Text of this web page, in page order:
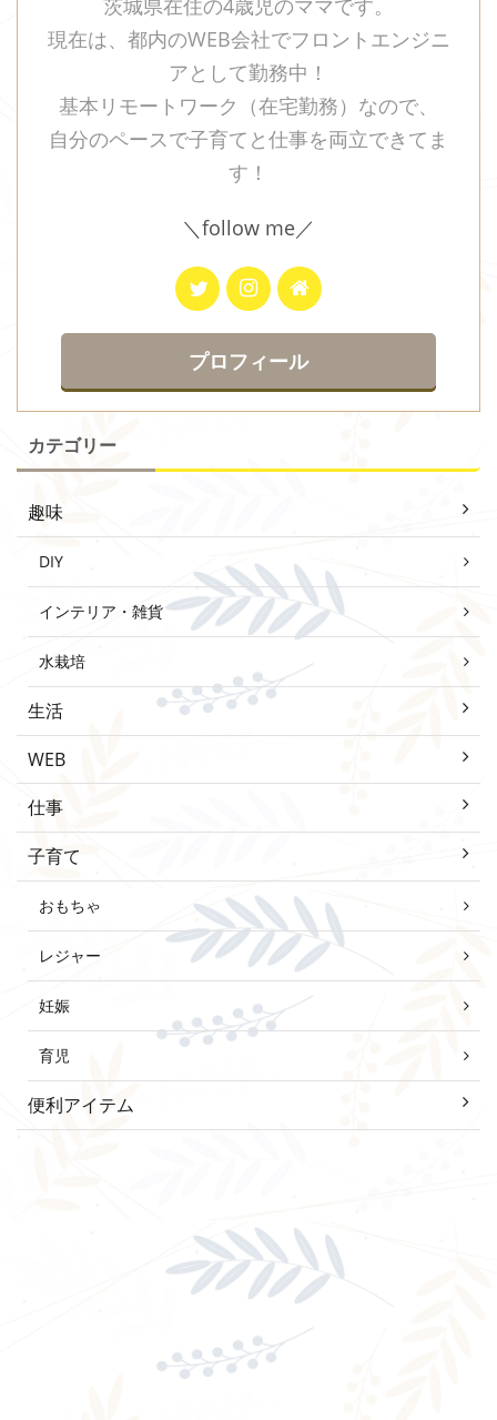
現在は、都内のWEB会社でフロントエンジニ
アとして勤務中！
基本リモートワーク（在宅勤務）なので、
自分のペースで子育てと仕事を両立できてま
す！
＼follow me／
プロフィール
カテゴリー
趣味
DIY
インテリア・雑貨
水栽培
生活
WEB
仕事
子育て
おもちゃ
レジャー
妊娠
育児
便利アイテム